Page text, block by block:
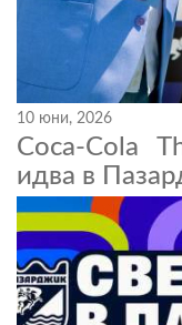
10 юни, 2026
Coca-Cola
идва в